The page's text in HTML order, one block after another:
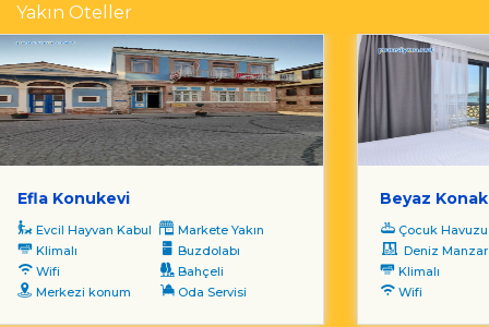
Yakın Oteller
Efla Konukevi
Evcil Hayvan Kabul
Markete Yakın
Klimalı
Buzdolabı
Wifi
Bahçeli
Merkezi konum
Oda Servisi
Beyaz
Çocuk Havuzu
Deniz
Klimalı
Wifi